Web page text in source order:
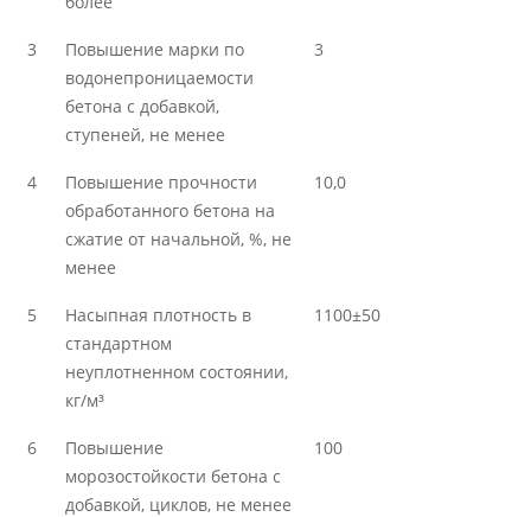
3
Повышение марки по
водонепроницаемости
бетона с добавкой,
ступеней, не менее
3
4
Повышение прочности
обработанного бетона на
сжатие от начальной, %, не
менее
10,0
5
Насыпная плотность в
стандартном
неуплотненном состоянии,
кг/м³
1100±50
6
Повышение
морозостойкости бетона с
добавкой, циклов, не менее
100